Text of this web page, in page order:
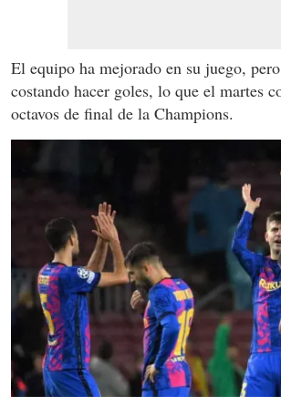
El equipo ha mejorado en su juego,
costando hacer goles, lo que el martes
octavos de final de la Champions.